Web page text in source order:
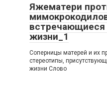
Яжематери
встречающиеся
жизни_1
Соперницы матерей и их
стереотипы,
жизни Слово